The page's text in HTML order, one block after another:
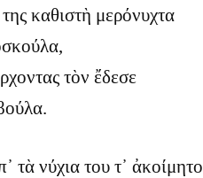
καθιστὴ μερόνυχτα
τὸν ἔδεσε
τὰ νύχια του τ᾿ ἀκοίμητο